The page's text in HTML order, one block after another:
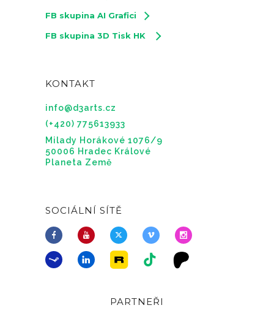
FB skupina AI Grafici
FB skupina 3D Tisk HK
KONTAKT
info@d3arts.cz
(+420) 775613933
Milady Horákové 1076/9
50006 Hradec Králové
Planeta Země
SOCIÁLNÍ SÍTĚ
PARTNEŘI